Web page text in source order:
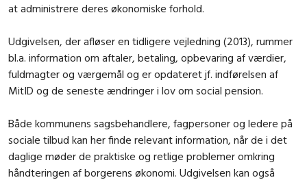
at administrere deres økonomiske forhold.
Udgivelsen, der afløser en tidligere vejledning (2013), rummer
bl.a. information om aftaler, betaling, opbevaring af værdier,
fuldmagter og værgemål og er opdateret jf. indførelsen af
MitID og de seneste ændringer i lov om social pension.
Både kommunens sagsbehandlere, fagpersoner og ledere på
sociale tilbud kan her finde relevant information, når de i det
daglige møder de praktiske og retlige problemer omkring
håndteringen af borgerens økonomi. Udgivelsen kan også